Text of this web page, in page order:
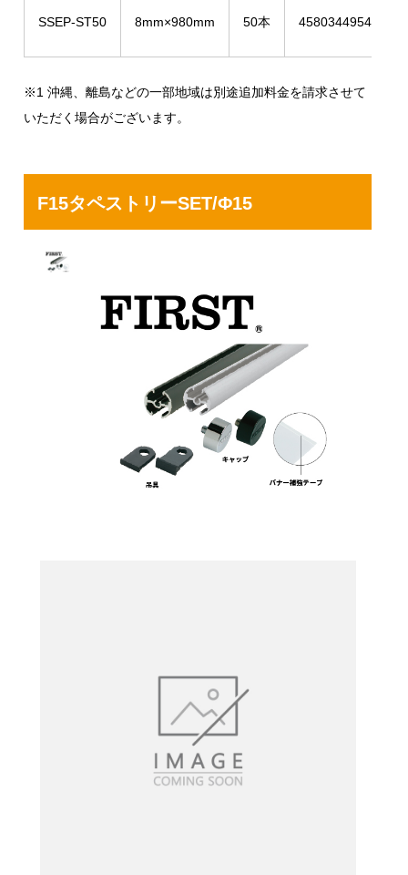
SSEP-ST50 8mm×980mm 50本 4580344954895
※1 沖縄、離島などの一部地域は別途追加料金を請求させて
いただく場合がございます。
F15タペストリーSET/Φ15